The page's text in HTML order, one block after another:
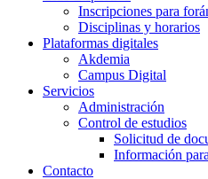
Inscripciones para
Disciplinas y horarios
Plataformas digitales
Akdemia
Campus Digital
Servicios
Administración
Control de estudios
Solicitud de
Información
Contacto